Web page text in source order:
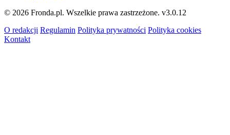
© 2026 Fronda.pl. Wszelkie prawa zastrzeżone. v3.0.12
O redakcji Regulamin Polityka prywatności Polityka cookies
Kontakt